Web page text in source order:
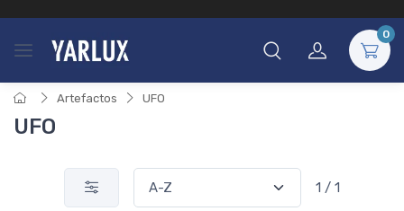
0
Artefactos UFO
UFO
1 / 1